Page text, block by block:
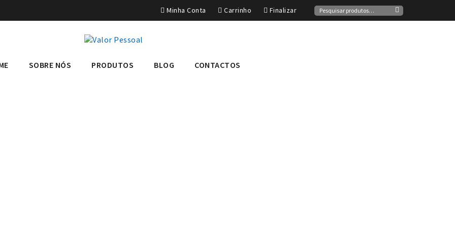
Pesquisar
por:
Pesquisa
Minha Conta Carrinho Finalizar
SOBRE NÓS PRODUTOS BLOG CONTACTOS